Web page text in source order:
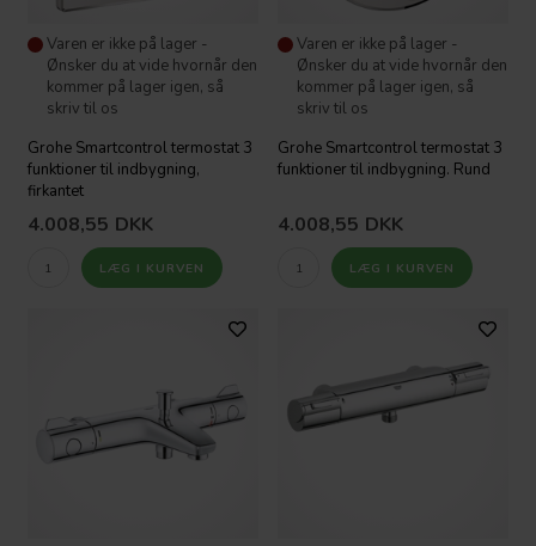
Varen er ikke på lager -
Ønsker du at vide hvornår den
kommer på lager igen, så
skriv til os
Grohe Smartcontrol termostat 3
funktioner til indbygning,
firkantet
4.008,55 DKK
Varen er ikke på lager -
Ønsker du at vide hvornår den
kommer på lager igen, så
skriv til os
Grohe Smartcontrol termostat 3
funktioner til indbygning. Rund
4.008,55 DKK